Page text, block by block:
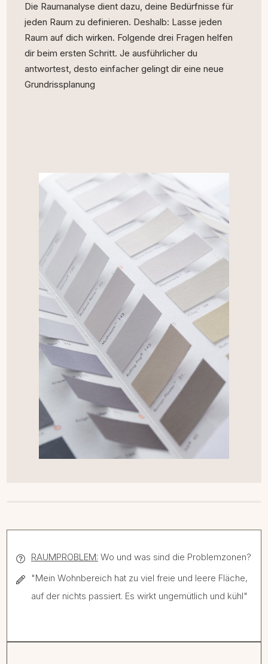
Die Raumanalyse dient dazu, deine Bedürfnisse für
jeden Raum zu definieren. Deshalb: Lasse jeden
Raum auf dich wirken. Folgende drei Fragen helfen
dir beim ersten Schritt. Je ausführlicher du
antwortest, desto einfacher gelingt dir eine neue
Grundrissplanung
RAUMPROBLEM: Wo und was sind die Problemzonen?
"Mein Wohnbereich hat zu viel freie und leere Fläche,
auf der nichts passiert. Es wirkt ungemütlich und kühl"